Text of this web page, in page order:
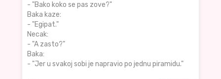
- "Bako koko se pas zove?"
Baka kaze:
- "Egipat."
Necak:
- "A zasto?"
Baka:
- "Jer u svakoj sobi je napravio po jednu piramidu."